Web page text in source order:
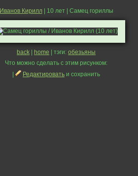
Иванов Кирилл| 10 лет | Самец гориллы
back home | тэги: обезьяны
Что можно сделать с этим рисунком:
Редактировать и сохранить